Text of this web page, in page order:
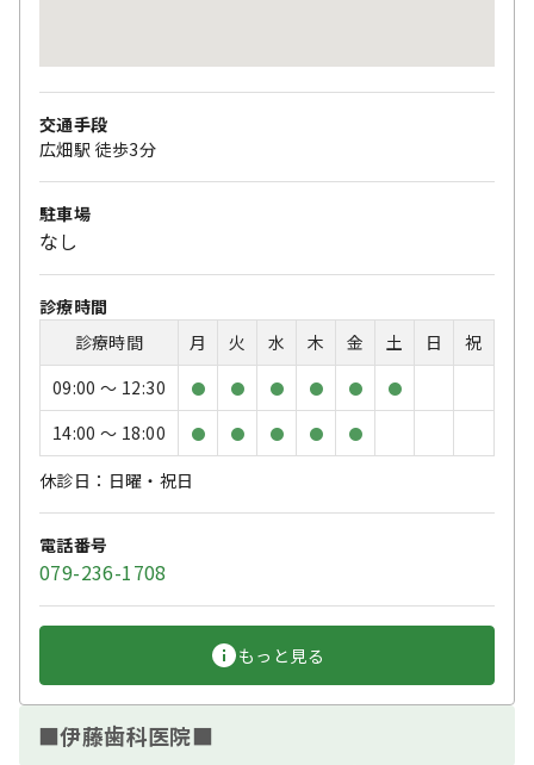
交通手段
広畑駅 徒歩3分
駐車場
なし
診療時間
診療時間
月 火 水 木 金 土 日
祝
09:00 〜 12:30
● ● ● ● ● ●
14:00 〜 18:00 ● ● ● ● ●
休診日：日曜・祝日
電話番号
079-236-1708
もっと見る
■伊藤歯科医院■